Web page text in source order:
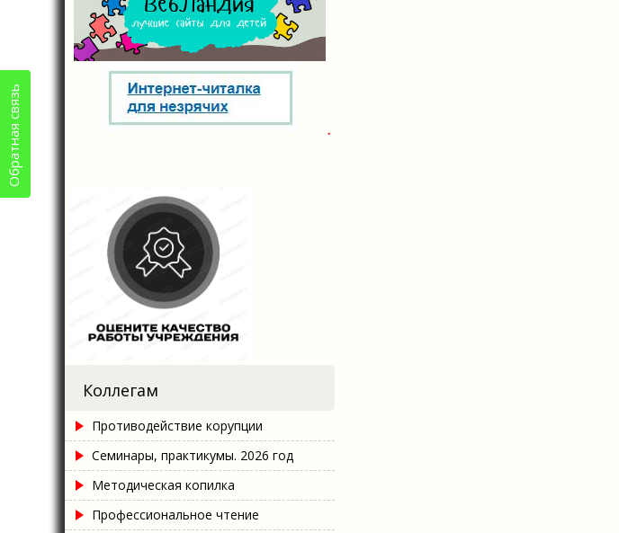
Коллегам
Противодействие корупции
Семинары, практикумы. 2026 год
Методическая копилка
Профессиональное чтение
Обратная связь